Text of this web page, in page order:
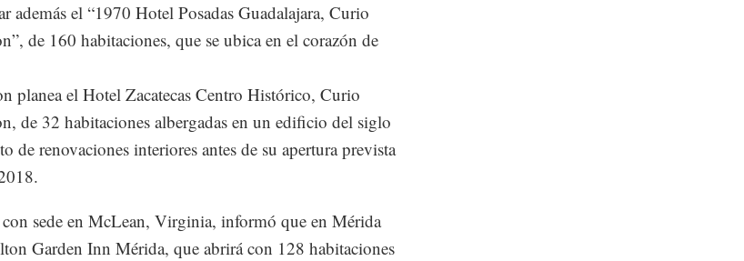
además el “1970 Hotel Posadas Guadalajara, Curio
de 160 habitaciones, que se ubica en el corazón de
planea el Hotel Zacatecas Centro Histórico, Curio
de 32 habitaciones albergadas en un edificio del siglo
de renovaciones interiores antes de su apertura prevista
con sede en McLean, Virginia, informó que en Mérida
Garden Inn Mérida, que abrirá con 128 habitaciones